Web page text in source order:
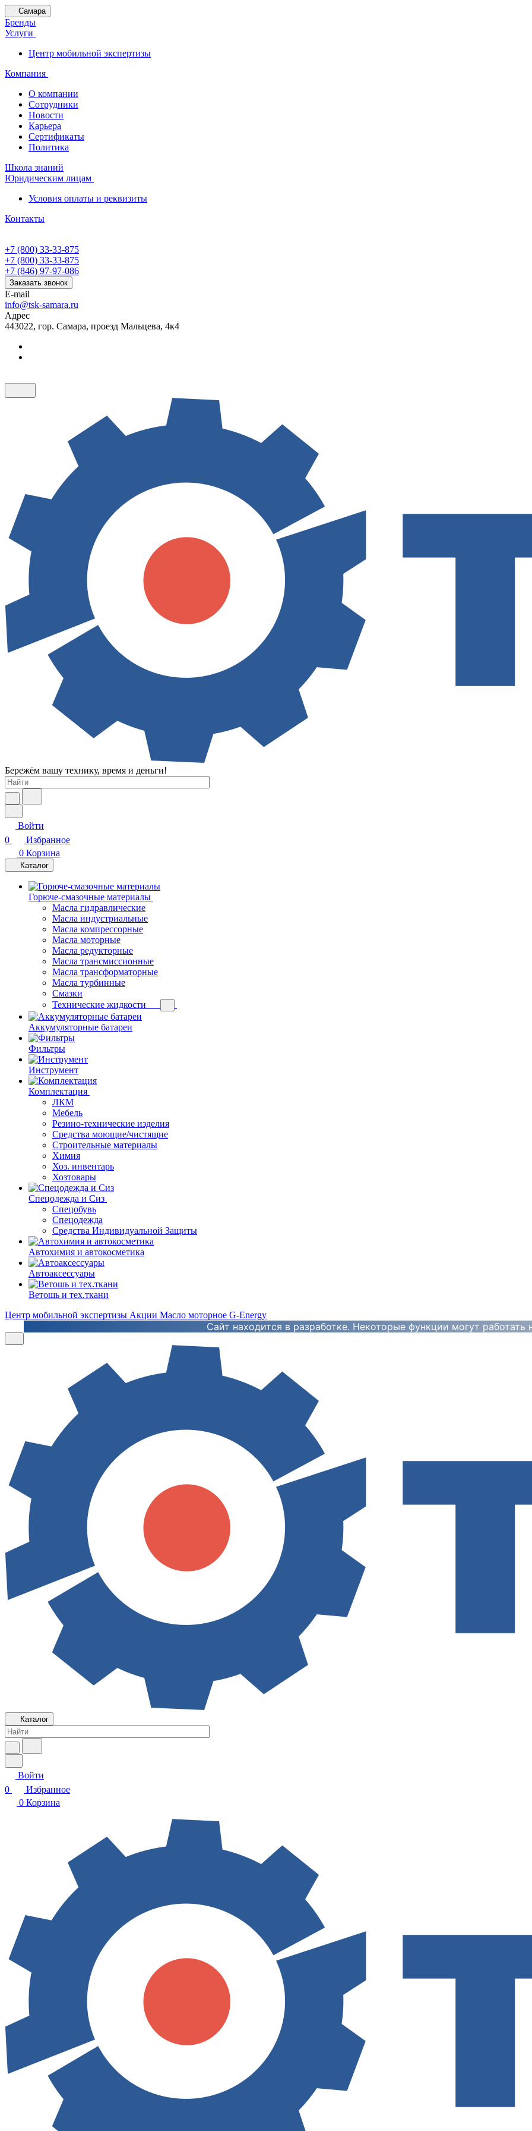
Самара
Бренды
Услуги
Центр мобильной экспертизы
Компания
О компании
Сотрудники
Новости
Карьера
Сертификаты
Политика
Школа знаний
Юридическим лицам
Условия оплаты и реквизиты
Контакты
+7 (800) 33-33-875
+7 (800) 33-33-875
+7 (846) 97-97-086
Заказать звонок
E-mail
info@tsk-samara.ru
Адрес
443022, гор. Самара, проезд Мальцева, 4к4
Бережём вашу технику, время и деньги!
Войти
0
Избранное
0 Корзина
Каталог
Горюче-смазочные материалы
Масла гидравлические
Масла индустриальные
Масла компрессорные
Масла моторные
Масла редукторные
Масла трансмиссионные
Масла трансформаторные
Масла турбинные
Смазки
Технические жидкости
Аккумуляторные батареи
Фильтры
Инструмент
Комплектация
ЛКМ
Мебель
Резино-технические изделия
Средства моющие/чистящие
Строительные материалы
Химия
Хоз. инвентарь
Хозтовары
Спецодежда и Сиз
Спецобувь
Спецодежда
Средства Индивидуальной Защиты
Автохимия и автокосметика
Автоаксессуары
Ветошь и тех.ткани
Центр мобильной экспертизы Акции Масло моторное G-Energy
Сайт находится в разработке. Некоторые функции могут работать
Каталог
Войти
0
Избранное
0 Корзина